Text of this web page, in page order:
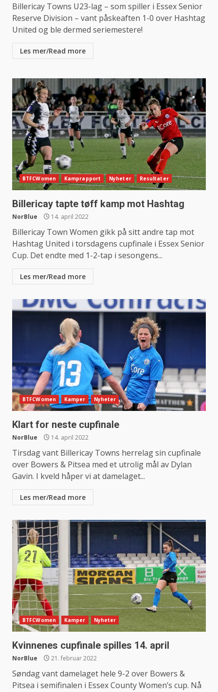
Billericay Towns U23-lag – som spiller i Essex Senior
Reserve Division – vant påskeaften 1-0 over Hashtag
United og ble dermed seriemestere!
Les mer/Read more
BTFCWomen Kamprapport Nyheter Resultater
Billericay tapte tøff kamp mot Hashtag
NorBlue 14. april 2022
Billericay Town Women gikk på sitt andre tap mot
Hashtag United i torsdagens cupfinale i Essex Senior
Cup. Det endte med 1-2-tap i sesongens...
Les mer/Read more
BTFCWomen Kamper Nyheter
Klart for neste cupfinale
NorBlue 14. april 2022
Tirsdag vant Billericay Towns herrelag sin cupfinale
over Bowers & Pitsea med et utrolig mål av Dylan
Gavin. I kveld håper vi at damelaget...
Les mer/Read more
BTFCWomen Kamper Nyheter
Kvinnenes cupfinale spilles 14. april
NorBlue 21. februar 2022
Søndag vant damelaget hele 9-2 over Bowers &
Pitsea i semifinalen i Essex County Women’s cup. Nå